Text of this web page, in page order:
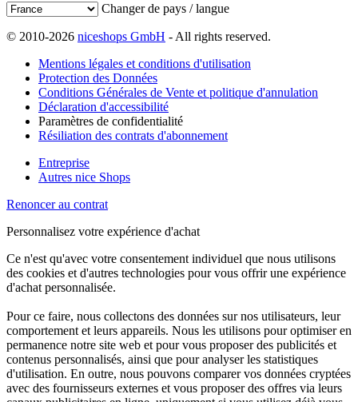
Changer de pays / langue
© 2010-2026 niceshops GmbH - All rights reserved.
Mentions légales et conditions d'utilisation
Protection des Données
Conditions Générales de Vente et politique d'annulation
Déclaration d'accessibilité
Paramètres de confidentialité
Résiliation des contrats d'abonnement
Entreprise
Autres nice Shops
Renoncer au contrat
Personnalisez votre expérience d'achat
Ce n'est qu'avec votre consentement individuel que nous utilisons
des cookies et d'autres technologies pour vous offrir une expérience
d'achat personnalisée.
Pour ce faire, nous collectons des données sur nos utilisateurs, leur
comportement et leurs appareils. Nous les utilisons pour optimiser en
permanence notre site web et pour vous proposer des publicités et
contenus personnalisés, ainsi que pour analyser les statistiques
d'utilisation. En outre, nous pouvons comparer vos données cryptées
avec des fournisseurs externes et vous proposer des offres via leurs